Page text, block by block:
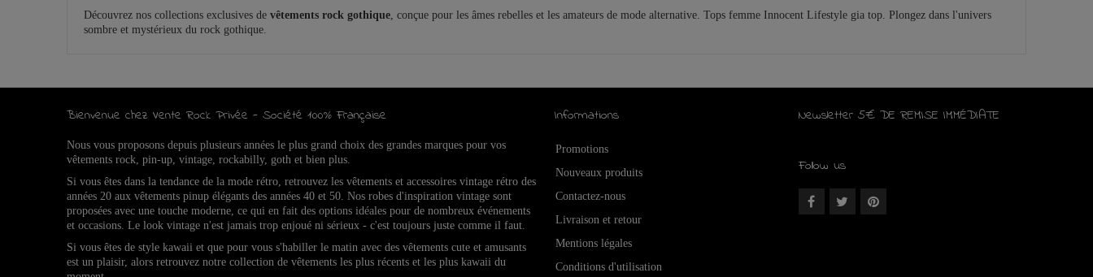
Découvrez nos collections exclusives devêtements rock gothique, conçue pour les âmes rebelles et les amateurs de mode alternative. Tops femme Innocent Lifestyle gia top. Plongez dans l'univers
sombre et mystérieux du rock gothique.
Bienvenue chez Vente Rock Privée - Société 100% Française
Nous vous proposons depuis plusieurs années le plus grand choix des grandes marques pour vos
vêtements rock, pin-up, vintage, rockabilly, goth et bien plus.
Si vous êtes dans la tendance de la mode rétro, retrouvez les vêtements et accessoires vintage rétro des
années 20 aux vêtements pinup élégants des années 40 et 50.Nos robes d'inspiration vintage sont
proposées avec une touche moderne, ce qui en fait des options idéales pour de nombreux événements
et occasions.Le look vintage n'est jamais trop enjoué ni sérieux - c'est toujours juste comme il faut.
Si vous êtes de style kawaii et que pour vous s'habiller le matin avec des vêtements cute et amusants
est un plaisir, alors retrouvez notre collection de vêtements les plus récents et les plus kawaii du
Informations
Promotions
Nouveaux produits
Contactez-nous
Livraison et retour
Mentions légales
Conditions d'utilisation
Newsletter 5€ DE REMISE IMMÉDIATE
Follow us